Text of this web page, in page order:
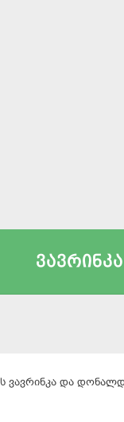
ვავრინკა და